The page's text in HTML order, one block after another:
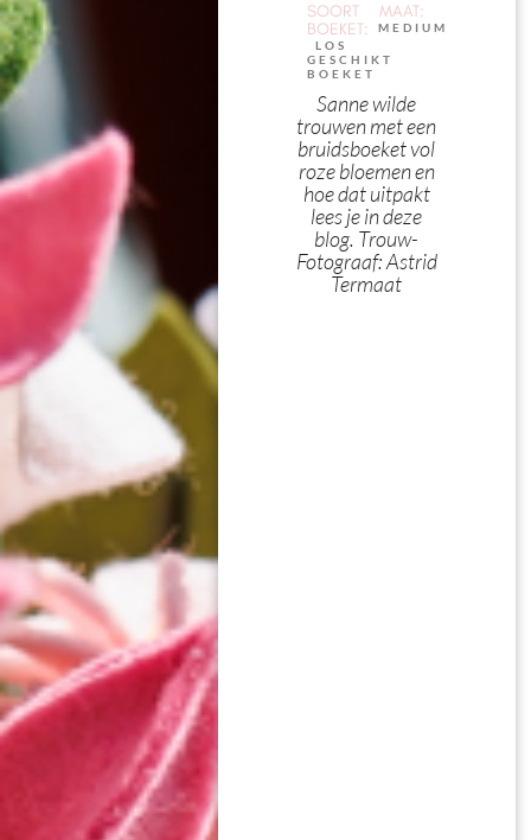
SOORT
BOEKET:
LOS
GESCHIKT
BOEKET
MAAT:
MEDIUM
Sanne wilde
trouwen met een
bruidsboeket vol
roze bloemen en
hoe dat uitpakt
lees je in deze
blog. Trouw-
Fotograaf: Astrid
Termaat